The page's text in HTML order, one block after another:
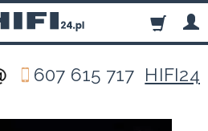
607 615 717 HIFI24